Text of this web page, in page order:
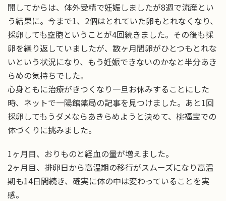
開してからは、体外受精で妊娠しましたが8週で流産とい
う結果に。今まで1、2個はとれていた卵もとれなくなり、
採卵しても空胞ということが4回続きました。その後も採
卵を繰り返していましたが、数ヶ月間卵がひとつもとれな
いという状況になり、もう妊娠できないのかなと半分あき
らめの気持ちでした。
心身ともに治療がきつくなり一旦お休みすることにした
時、ネットで一陽館薬局の記事を見つけました。あと1回
採卵してもうダメならあきらめようと決めて、桃福宝での
体づくりに挑みました。
1ヶ月目、おりものと経血の量が増えました。
2ヶ月目、排卵日から高温期の移行がスムーズになり高温
期も14日間続き、確実に体の中は変わっていることを実
感。